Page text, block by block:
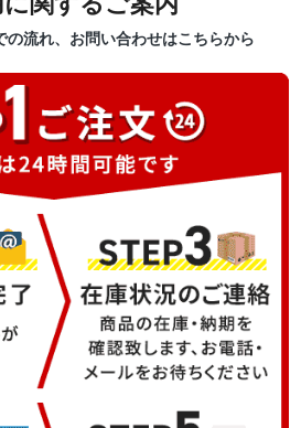
の流れ、お問い合わせはこちらから